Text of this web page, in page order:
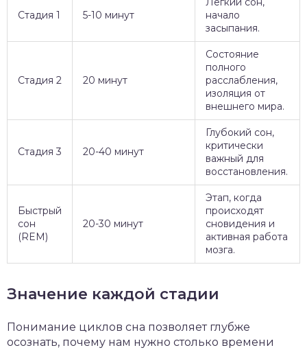
Стадия 1 5-10 минут
начало
засыпания.
Стадия 2 20 минут
Состояние
полного
расслабления,
изоляция от
внешнего мира.
Стадия 3 20-40 минут
Глубокий сон,
критически
важный для
восстановления.
Быстрый
сон
(REM)
20-30 минут
Этап, когда
происходят
сновидения и
активная работа
мозга.
Значение каждой стадии
Понимание циклов сна позволяет глубже
осознать, почему нам нужно столько времени